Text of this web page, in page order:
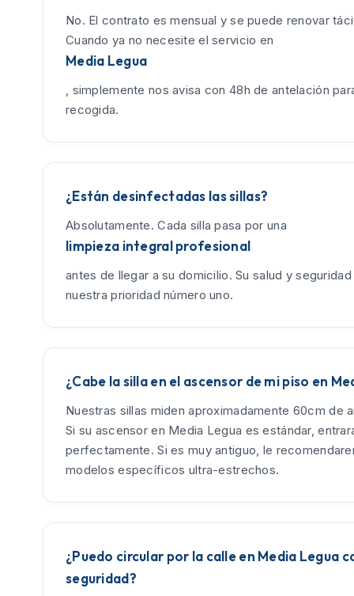
No. El contrato es mensual y se puede renovar
Cuando ya no necesite el servicio en
Media Legua
, simplemente nos avisa con 48h de antelación
recogida.
¿Están desinfectadas las sillas?
Absolutamente. Cada silla pasa por una
limpieza integral profesional
antes de llegar a su domicilio. Su salud y
nuestra prioridad número uno.
¿Cabe la silla en el ascensor de mi piso en
Nuestras sillas miden aproximadamente 60cm de
Si su ascensor en Media Legua es estándar,
perfectamente. Si es muy antiguo, le
modelos específicos ultra-estrechos.
¿Puedo circular por la calle en Media Legua
seguridad?